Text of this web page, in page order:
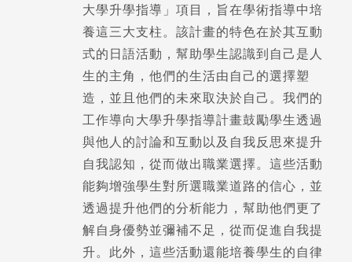
大學升學指導」項目，旨在學術指導中培
養這三大支柱。該計畫的特色在於其互動
式的日語活動，幫助學生認識到自己是人
生的主角，他們的生活由自己的選擇塑
造，並且他們的未來取決於自己。我們的
工作導向大學升學指導計畫鼓勵學生透過
與他人的討論和互動以及自我反思來提升
自我認知，從而做出職業選擇。這些活動
能夠增強學生對所選職業道路的信心，並
透過提升他們的分析能力，幫助他們更了
解自身優勢並彌補不足，從而促進自我提
升。此外，這些活動還能培養學生的自律